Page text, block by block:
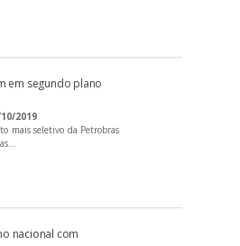
em segundo plano
2019
mais seletivo da Petrobras
nacional com